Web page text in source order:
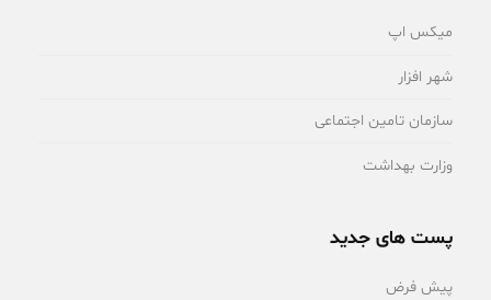
میکس اپ
شهر افزار
سازمان تامین اجتماعی
وزارت بهداشت
پست های جدید
پیش فرض